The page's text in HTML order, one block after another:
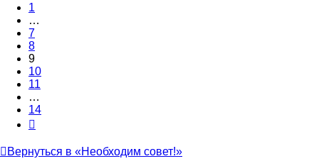
1
…
7
8
9
10
11
…
14
Вернуться в «Необходим совет!»